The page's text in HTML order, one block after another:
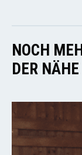
NOCH
DER NÄHE